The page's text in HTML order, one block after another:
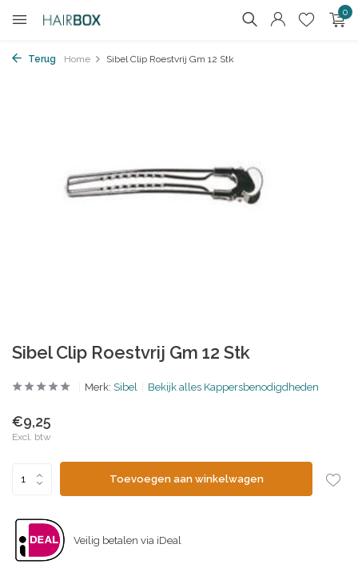
0
Terug Home Sibel Clip Roestvrij Gm 12 Stk
Sibel Clip Roestvrij Gm 12 Stk
Merk: Sibel Bekijk alles Kappersbenodigdheden
€9,25
Excl. btw
Toevoegen aan winkelwagen
Veilig betalen via iDeal